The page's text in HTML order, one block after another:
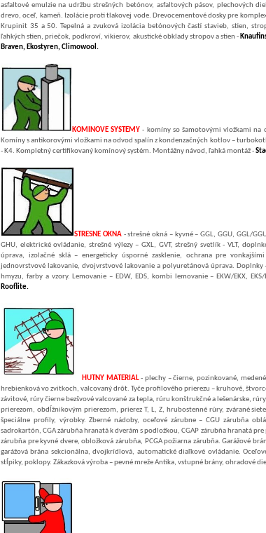
asfaltové emulzie na udržbu strešných betónov, asfaltových pásov, plechových
drevo, oceľ, kameň. Izolácie proti tlakovej vode. Drevocementové dosky pre
Krupinit 35 a 50. Tepelná a zvuková izolácia betónových častí stavieb, stien,
ľahkých stien, priečok, podkroví, vikierov, akustické obklady stropov a stien -
Braven, Ekostyren, Climowool.
KOMINOVE SYSTEMY - komíny so šamotovými vložkami na
Komíny s antikorovými vložkami na odvod spalín z kondenzačných kotlov –
- K4. Kompletný certifikovaný komínový systém. Montážny návod, ľahká montáž -
STRESNE OKNA - strešné okná – kyvné – GGL, GGU, GGL/
GHU, elektrické ovládanie, strešné výlezy – GXL, GVT, strešný svetlík - VLT,
úprava, izolačné sklá – energeticky úsporné zasklenie, ochrana pre
jednovrstvové lakovanie, dvojvrstvové lakovanie a polyuretánová úprava.
hmyzu, farby a vzory. Lemovanie – EDW, EDS, kombi lemovanie – EKW/EKX,
Rooflite.
HUTNY MATERIAL- plechy – čierne, pozinkované,
hrebienková vo zvitkoch, valcovaný drôt. Tyče profilového prierezu – kruhové,
závitové, rúry čierne bezšvové valcované za tepla, rúru konštrukčné a lešenárske,
prierezom, obdĺžnikovým prierezom, prierez T, L, Z, hrubostenné rúry, zvárané
špeciálne profily, výrobky. Zberné nádoby, oceľové zárubne – CGU zárubňa
sadrokartón, CGA zárubňa hranatá k dverám s podložkou, CGAP zárubňa hranatá pre
zárubňa pre kyvné dvere, obložková zárubňa, PCGA požiarna zárubňa. Garážové
garážová brána sekcionálna, dvojkrídlová, automatické diaľkové ovládanie.
stĺpiky, poklopy. Zákazková výroba – pevné mreže Antika, vstupné brány, ohradové